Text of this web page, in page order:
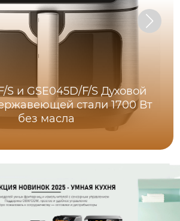
S и GSE045D/F/S Духовой
стали 1700 Вт
без масла